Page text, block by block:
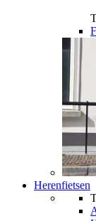
Herenfietsen